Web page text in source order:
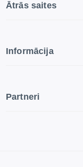
Ātrās saites
Informācija
Partneri